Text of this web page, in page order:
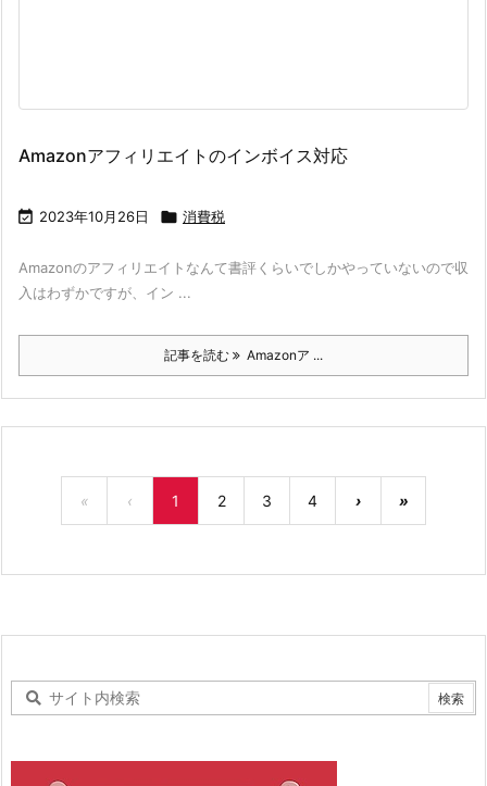
Amazonアフィリエイトのインボイス対応
 2023年10月26日  消費税
Amazonのアフィリエイトなんて書評くらいでしかやっていないので収
入はわずかですが、イン ...
記事を読む Amazonア ...
« ‹ 1 2 3 4 › »